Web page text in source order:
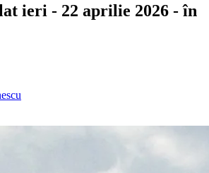
ieri - 22 aprilie 2026 - în